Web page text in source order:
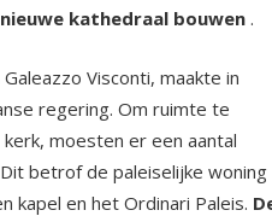
kathedraal bouwen .
Visconti, maakte in
regering. Om ruimte te
moesten er een aantal
betrof de paleiselijke woning
kapel en het Ordinari Paleis.